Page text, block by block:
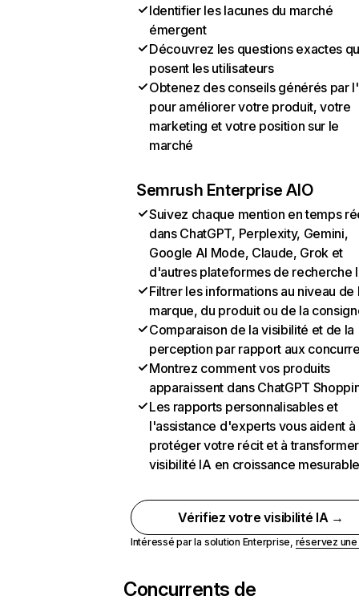
Identifier les lacunes du marché
émergent
Découvrez les questions exactes
posent les utilisateurs
Obtenez des conseils générés par
pour améliorer votre produit, votre
marketing et votre position sur le
marché
Semrush Enterprise AIO
Suivez chaque mention en temps
dans ChatGPT, Perplexity, Gemini,
Google AI Mode, Claude, Grok et
d'autres plateformes de recherche
Filtrer les informations au niveau de
marque, du produit ou de la
Comparaison de la visibilité et de la
perception par rapport aux
Montrez comment vos produits
apparaissent dans ChatGPT
Les rapports personnalisables et
l'assistance d'experts vous aident à
protéger votre récit et à
visibilité IA en croissance
Vérifiez votre visibilité IA →
Intéressé par la solution Enterprise, réservez
Concurrents de